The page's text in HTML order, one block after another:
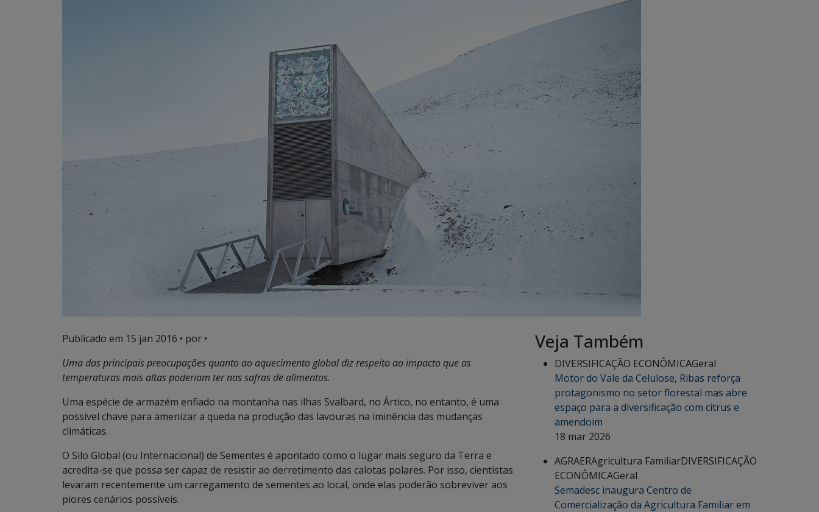
Publicado em 15 jan 2016 • por •
Uma das principais preocupações quanto ao aquecimento global diz respeito ao impacto que as
temperaturas mais altas poderiam ter nas safras de alimentos.
Uma espécie de armazém enfiado na montanha nas ilhas Svalbard, no Ártico, no entanto, é uma
possível chave para amenizar a queda na produção das lavouras na iminência das mudanças
climáticas.
O Silo Global (ou Internacional) de Sementes é apontado como o lugar mais seguro da Terra e
acredita-se que possa ser capaz de resistir ao derretimento das calotas polares. Por isso, cientistas
levaram recentemente um carregamento de sementes ao local, onde elas poderão sobreviver aos
piores cenários possíveis.
Veja Também
DIVERSIFICAÇÃO ECONÔMICAGeral
Motor do Vale da Celulose, Ribas reforça
protagonismo no setor florestal mas abre
espaço para a diversificação com citrus e
amendoim
18 mar 2026
AGRAERAgricultura FamiliarDIVERSIFICAÇÃO
ECONÔMICAGeral
Semadesc inaugura Centro de
Comercialização da Agricultura Familiar em